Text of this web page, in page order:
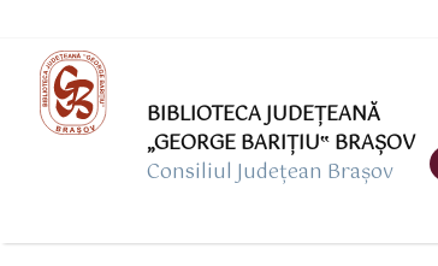
BIBLIOTECA JUDEȚEANĂ
„GEORGE BARIŢIU‟ BRAŞOV
Consiliul Județean Brașov